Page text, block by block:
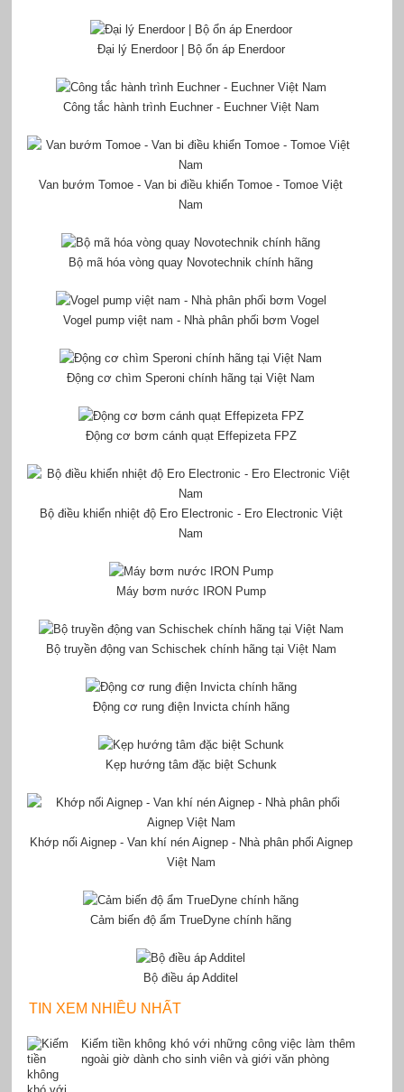
Đại lý Enerdoor | Bộ ổn áp Enerdoor
Công tắc hành trình Euchner - Euchner Việt Nam
Van bướm Tomoe - Van bi điều khiển Tomoe - Tomoe Việt
Nam
Bộ mã hóa vòng quay Novotechnik chính hãng
Vogel pump việt nam - Nhà phân phối bơm Vogel
Động cơ chìm Speroni chính hãng tại Việt Nam
Động cơ bơm cánh quạt Effepizeta FPZ
Bộ điều khiển nhiệt độ Ero Electronic - Ero Electronic Việt
Nam
Máy bơm nước IRON Pump
Bộ truyền động van Schischek chính hãng tại Việt Nam
Động cơ rung điện Invicta chính hãng
Kẹp hướng tâm đặc biệt Schunk
Khớp nối Aignep - Van khí nén Aignep - Nhà phân phối Aignep
Việt Nam
Cảm biến độ ẩm TrueDyne chính hãng
Bộ điều áp Additel
TIN XEM NHIỀU NHẤT
Kiếm tiền không khó với những công việc làm thêm
ngoài giờ dành cho sinh viên và giới văn phòng